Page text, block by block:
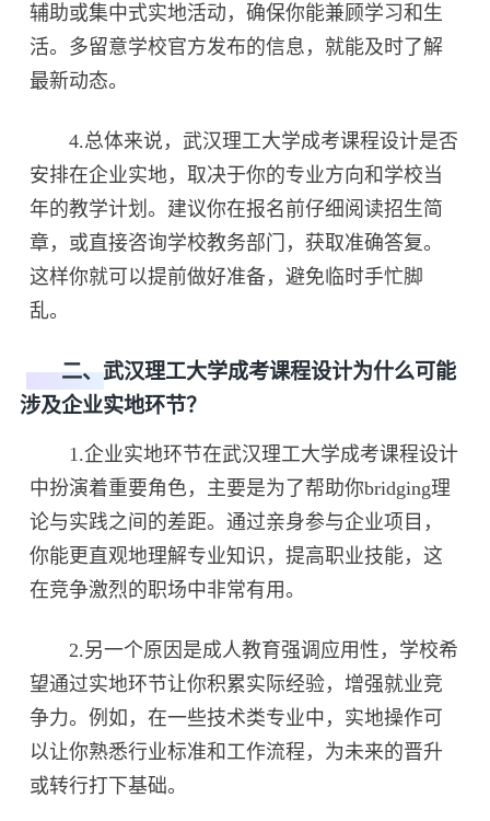
辅助或集中式实地活动，确保你能兼顾学习和生
活。多留意学校官方发布的信息，就能及时了解
最新动态。
4.总体来说，武汉理工大学成考课程设计是否
安排在企业实地，取决于你的专业方向和学校当
年的教学计划。建议你在报名前仔细阅读招生简
章，或直接咨询学校教务部门，获取准确答复。
这样你就可以提前做好准备，避免临时手忙脚
乱。
二、武汉理工大学成考课程设计为什么可能
涉及企业实地环节？
1.企业实地环节在武汉理工大学成考课程设计
中扮演着重要角色，主要是为了帮助你bridging理
论与实践之间的差距。通过亲身参与企业项目，
你能更直观地理解专业知识，提高职业技能，这
在竞争激烈的职场中非常有用。
2.另一个原因是成人教育强调应用性，学校希
望通过实地环节让你积累实际经验，增强就业竞
争力。例如，在一些技术类专业中，实地操作可
以让你熟悉行业标准和工作流程，为未来的晋升
或转行打下基础。